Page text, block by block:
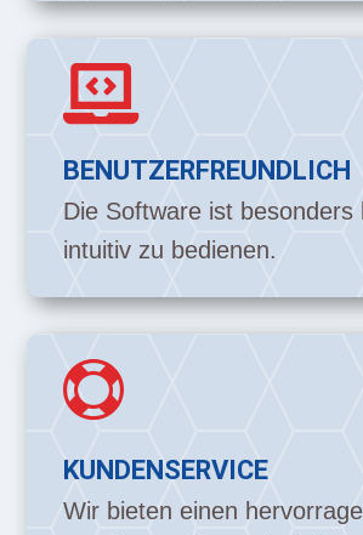

BENUTZERFREUNDLICH
Die Software ist besonders
intuitiv zu bedienen.

KUNDENSERVICE
Wir bieten einen